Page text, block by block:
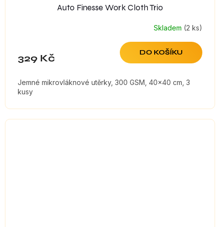
Auto Finesse Work Cloth Trio
Skladem (2 ks)
329 Kč DO KOŠÍKU
Jemné mikrovláknové utěrky, 300 GSM, 40x40 cm, 3
kusy